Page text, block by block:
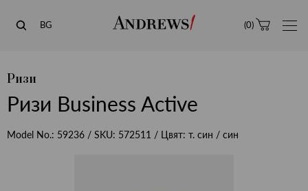
Andrews
BG (0)
Ризи
Ризи Business Active
Model No.: 59236 / SKU: 572511 / Цвят: т. син / син